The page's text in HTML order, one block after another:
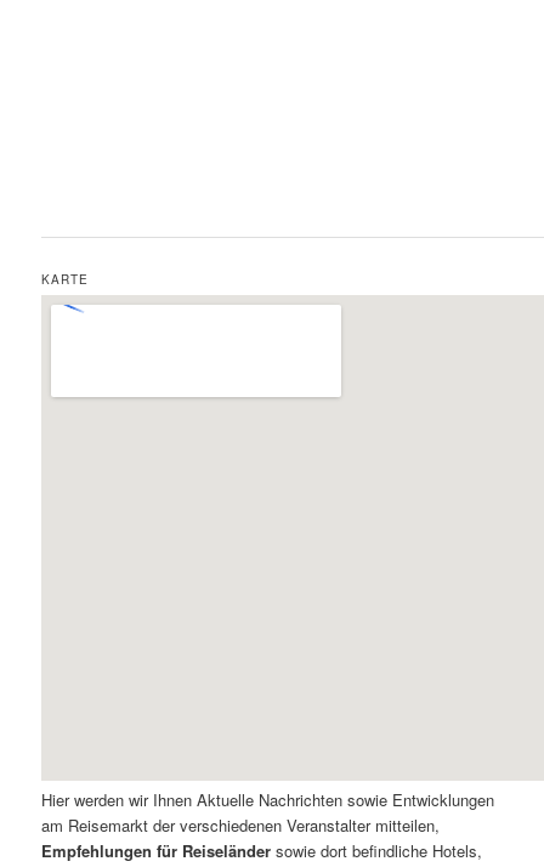
KARTE
Hier werden wir Ihnen Aktuelle Nachrichten sowie Entwicklungen
am Reisemarkt der verschiedenen Veranstalter mitteilen,
Empfehlungen für Reiseländer sowie dort befindliche Hotels,